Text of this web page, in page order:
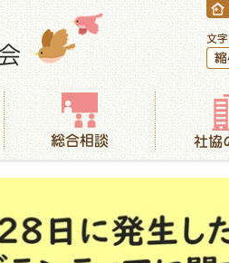
縮小
総合相談 社協の施設